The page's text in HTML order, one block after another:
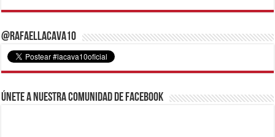
@RafaelLacava10
Únete a nuestra comunidad de Facebook